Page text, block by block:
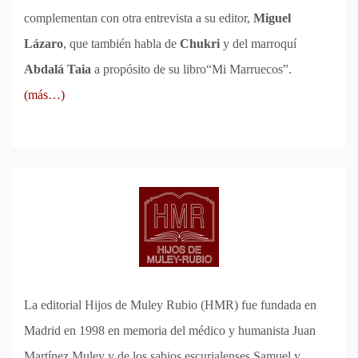
complementan con otra entrevista a su editor, Miguel
Lázaro, que también habla de Chukri y del marroquí
Abdalá Taia a propósito de su libro“Mi Marruecos”.
(más…)
La editorial Hijos de Muley Rubio (HMR) fue fundada en
Madrid en 1998 en memoria del médico y humanista Juan